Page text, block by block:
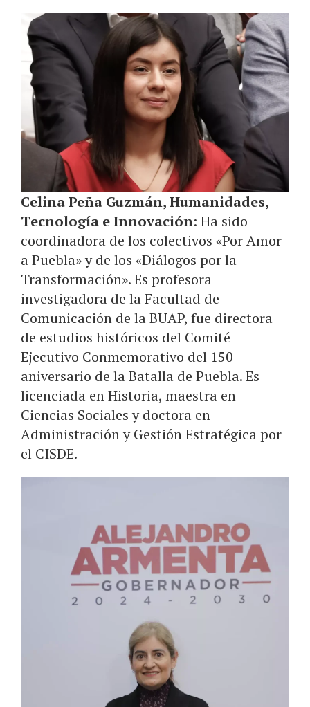
Celina Peña Guzmán, Humanidades,
Tecnología e Innovación: Ha sido
coordinadora de los colectivos «Por Amor
a Puebla» y de los «Diálogos por la
Transformación». Es profesora
investigadora de la Facultad de
Comunicación de la BUAP, fue directora
de estudios históricos del Comité
Ejecutivo Conmemorativo del 150
aniversario de la Batalla de Puebla. Es
licenciada en Historia, maestra en
Ciencias Sociales y doctora en
Administración y Gestión Estratégica por
el CISDE.